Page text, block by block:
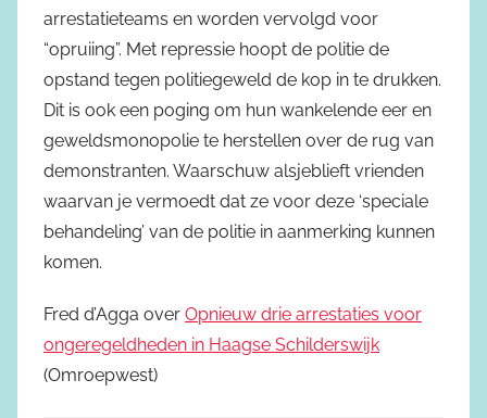
arrestatieteams en worden vervolgd voor
“opruiing”. Met repressie hoopt de politie de
opstand tegen politiegeweld de kop in te drukken.
Dit is ook een poging om hun wankelende eer en
geweldsmonopolie te herstellen over de rug van
demonstranten. Waarschuw alsjeblieft vrienden
waarvan je vermoedt dat ze voor deze ‘speciale
behandeling’ van de politie in aanmerking kunnen
komen.
Fred d’Agga over Opnieuw drie arrestaties voor
ongeregeldheden in Haagse Schilderswijk
(Omroepwest)